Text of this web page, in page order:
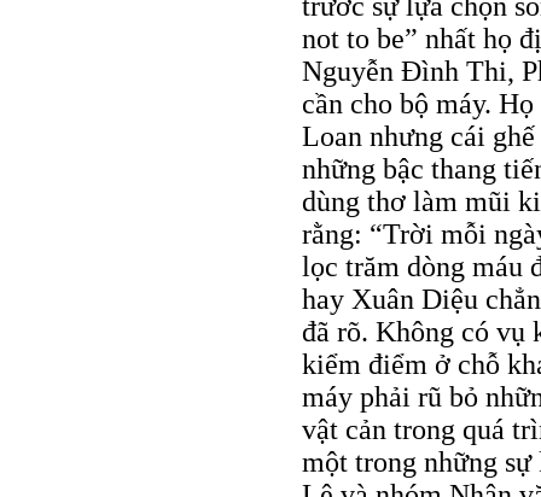
not to be” nhất họ
Nguyễn Đình Thi,
cần cho bộ máy.
Loan nhưng cái
những bậc thang
dùng thơ làm mũi
rằng: “Trời mỗi
lọc trăm dòng máu
hay Xuân Diệu
đã rõ. Không có vụ
kiểm điểm ở chỗ
máy phải rũ bỏ
vật cản trong quá
một trong những